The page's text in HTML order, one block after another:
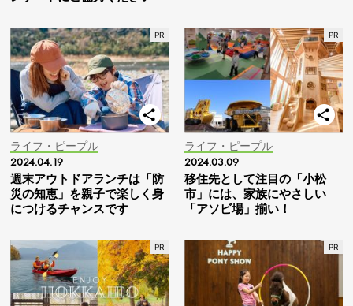
ライフ・ピープル
2024.04.19
週末アウトドアランチは「防
災の知恵」を親子で楽しく身
につけるチャンスです
ライフ・ピープル
2024.03.09
移住先として注目の「小松
市」には、家族にやさしい
「アソビ場」揃い！